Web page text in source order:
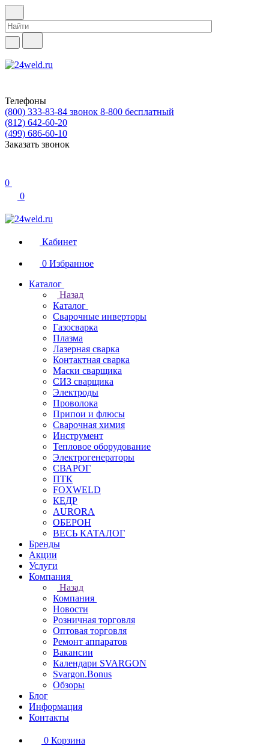
Телефоны
(800) 333-83-84 звонок 8-800 бесплатный
(812) 642-60-20
(499) 686-60-10
Заказать звонок
0
0
Кабинет
0 Избранное
Каталог
Назад
Каталог
Сварочные инверторы
Газосварка
Плазма
Лазерная сварка
Контактная сварка
Маски сварщика
СИЗ сварщика
Электроды
Проволока
Припои и флюсы
Сварочная химия
Инструмент
Тепловое оборудование
Электрогенераторы
СВАРОГ
ПТК
FOXWELD
КЕДР
AURORA
ОБЕРОН
ВЕСЬ КАТАЛОГ
Бренды
Акции
Услуги
Компания
Назад
Компания
Новости
Розничная торговля
Оптовая торговля
Ремонт аппаратов
Вакансии
Календари SVARGON
Svargon.Bonus
Обзоры
Блог
Информация
Контакты
0 Корзина